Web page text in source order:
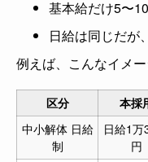
基本給だけ5〜
日給は同じだが
例えば、こんなイメー
区分 本採
中小解体 日給
制
日給1万
円